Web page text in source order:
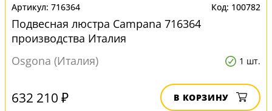
716364 100782
Подвесная люстра Campana 716364
производства Италия
Osgona (Италия)
1 шт.
632 210 ₽ В КОРЗИНУ